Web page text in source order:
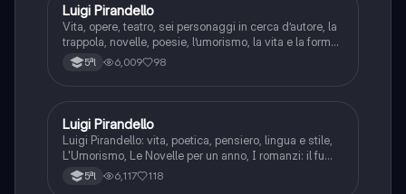
Italiano
Luigi Pirandello
Vita, opere, teatro, sei personaggi in cerca d’autore, la
trappola, novelle, poesie, l’umorismo, la vita e la forma,
frantumazione dell’Io, la civiltà moderna e
l’alienazione, il treno ha fischiato, canta l’epistola, i
5ªl 6,009 98
Italiano
Luigi Pirandello
Luigi Pirandello: vita, poetica, pensiero, lingua e stile,
L'Umorismo, Le Novelle per un anno, I romanzi: il fu
Mattia Pascal, Quaderni di Serafino Gubbio operatore;
Uno, nessuno e centomila; il teatro: Sei personaggi in
5ªl 6,117 118